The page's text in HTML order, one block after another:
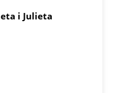
i Julieta